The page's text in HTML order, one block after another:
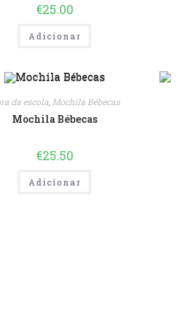
€25.00
Adicionar
da escola, Mochila Bébecas
Mochila Bébecas
€25.50
Adicionar